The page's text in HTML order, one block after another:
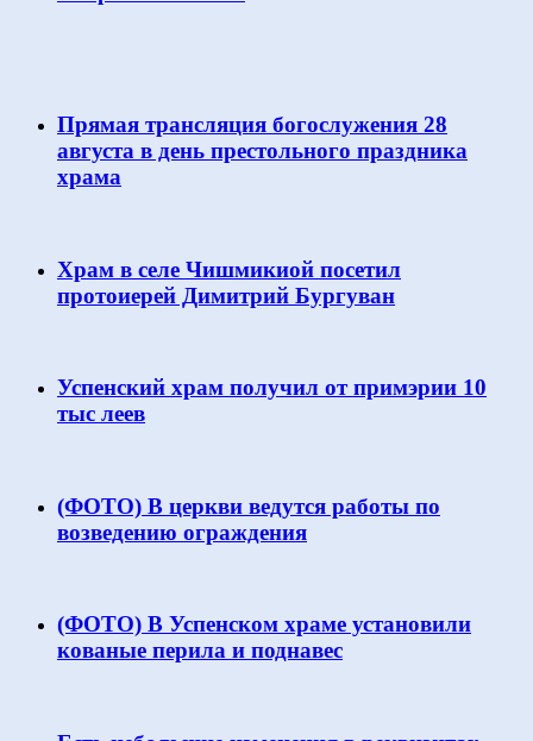
Прямая трансляция богослужения 28
августа в день престольного праздника
храма
Храм в селе Чишмикиой посетил
протоиерей Димитрий Бургуван
Успенский храм получил от примэрии 10
тыс леев
(ФОТО) В церкви ведутся работы по
возведению ограждения
(ФОТО) В Успенском храме установили
кованые перила и поднавес